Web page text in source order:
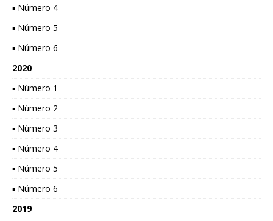
▪ Número 4
▪ Número 5
▪ Número 6
2020
▪ Número 1
▪ Número 2
▪ Número 3
▪ Número 4
▪ Número 5
▪ Número 6
2019